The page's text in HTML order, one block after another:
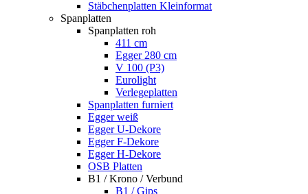
Stäbchenplatten Kleinformat
Spanplatten
Spanplatten roh
411 cm
Egger 280 cm
V 100 (P3)
Eurolight
Verlegeplatten
Spanplatten furniert
Egger weiß
Egger U-Dekore
Egger F-Dekore
Egger H-Dekore
OSB Platten
B1 / Krono / Verbund
B1 / Gips